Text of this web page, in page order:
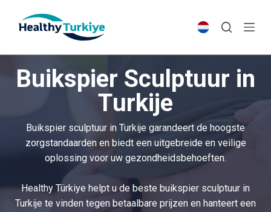
p
Buikspier Sculptuur in
Turkije
Buikspier sculptuur in Turkije garandeert de hoogste
zorgstandaarden en biedt een uitgebreide en veilige
oplossing voor uw gezondheidsbehoeften.
Healthy Türkiye helpt u de beste buikspier sculptuur in
Turkije te vinden tegen betaalbare prijzen en hanteert een